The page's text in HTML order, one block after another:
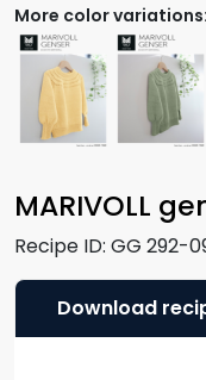
MARIVOLL
Recipe ID: GG 292-
More color variations:
Download